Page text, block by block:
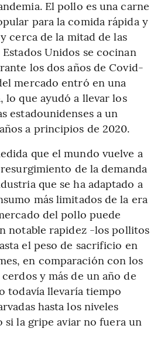
El pollo es una carne
para la comida rápida y
cerca de la mitad de las
Unidos se cocinan
los dos años de Covid-
mercado entró en una
lo que ayudó a llevar los
estadounidenses a un
a principios de 2020.
que el mundo vuelve a
de la demanda
que se ha adaptado a
más limitados de la era
del pollo puede
notable rapidez -los pollitos
el peso de sacrificio en
en comparación con los
cerdos y más de un año de
todavía llevaría tiempo
hasta los niveles
si la gripe aviar no fuera un